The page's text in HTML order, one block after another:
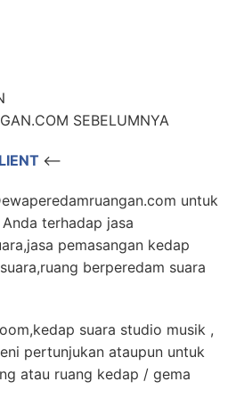
SEBELUMNYA
<–
untuk
terhadap jasa
pemasangan kedap
berperedam suara
suara studio musik ,
pertunjukan ataupun untuk
atau ruang kedap / gema